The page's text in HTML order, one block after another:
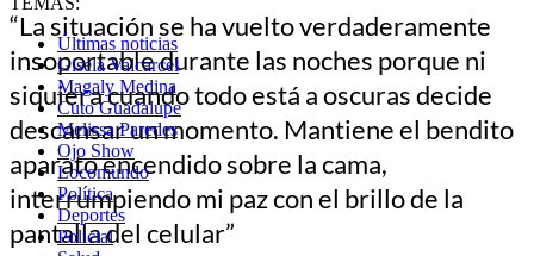
Últimas noticias
Gisela Valcarcel
Magaly Medina
Cuto Guadalupe
Melissa Paredes
Ojo Show
Locomundo
Política
Deportes
Policial
“La situación se ha vuelto verdaderamente
insoportable durante las noches porque ni
siquiera cuando todo está a oscuras decide
descansar un momento. Mantiene el bendito
aparato encendido sobre la cama,
interrumpiendo mi paz con el brillo de la
pantalla del celular”